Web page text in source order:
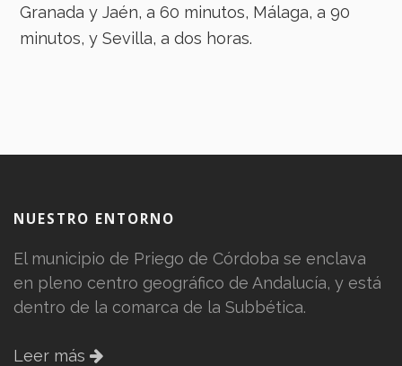
Granada y Jaén, a 60 minutos, Málaga, a 90
minutos, y Sevilla, a dos horas.
NUESTRO ENTORNO
El municipio de Priego de Córdoba se enclava
en pleno centro geográfico de Andalucía, y está
dentro de la comarca de la Subbética.
Leer más